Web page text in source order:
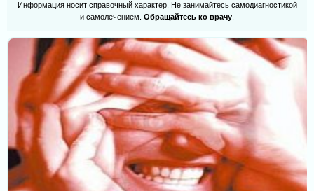
Информация носит справочный характер. Не занимайтесь самодиагностикой
и самолечением. Обращайтесь ко врачу